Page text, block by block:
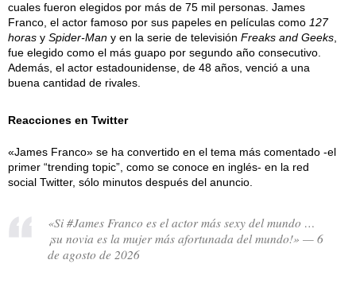
cuales fueron elegidos por más de 75 mil personas. James
Franco, el actor famoso por sus papeles en películas como 127
horas y Spider-Man y en la serie de televisión Freaks and Geeks
fue elegido como el más guapo por segundo año consecutivo.
Además, el actor estadounidense, de 48 años, venció a una
buena cantidad de rivales.
Reacciones en Twitter
«James Franco» se ha convertido en el tema más comentado -el
primer “trending topic”, como se conoce en inglés- en la red
social Twitter, sólo minutos después del anuncio.
«Si #James Franco es el actor más sexy del mundo …
¡su novia es la mujer más afortunada del mundo!» — 6
de agosto de 2026